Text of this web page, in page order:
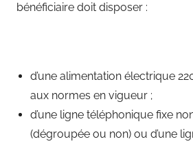
bénéficiaire doit disposer :
d’une alimentation électrique
aux normes en vigueur ;
d’une ligne téléphonique fixe
(dégroupée ou non) ou d’une